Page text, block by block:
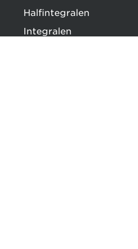
Halfintegralen
Integralen